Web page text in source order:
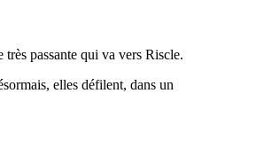
passante qui va vers Riscle.
elles défilent, dans un